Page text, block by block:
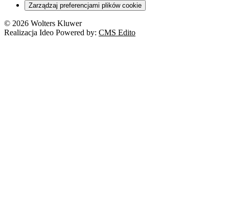
Zarządzaj preferencjami plików cookie
© 2026 Wolters Kluwer
Realizacja Ideo Powered by: CMS Edito